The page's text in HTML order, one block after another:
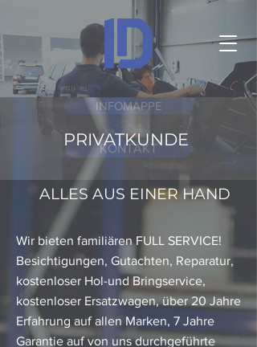
INFOMAPPE
KONTAKT
PRIVATKUNDE
ALLES AUS EINER HAND
Wir bieten familiären FULL SERVICE!
Besichtigungen, Gutachten, Reparatur,
kostenloser Hol-und Bringservice,
kostenloser Ersatzwagen, über 20 Jahre
Erfahrung auf allen Marken, 7 Jahre
Garantie auf von uns durchgeführte